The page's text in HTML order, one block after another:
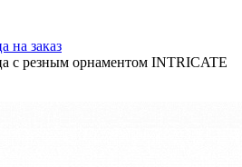
на заказ
с резным орнаментом INTRICATE